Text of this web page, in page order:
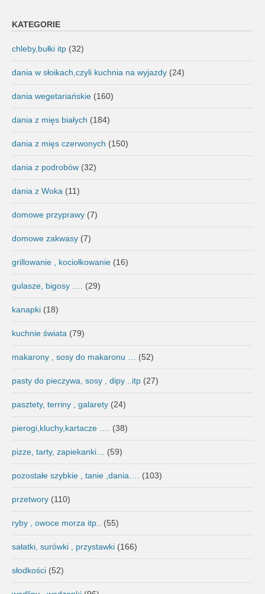
KATEGORIE
chleby,bułki itp (32)
dania w słoikach,czyli kuchnia na wyjazdy (24)
dania wegetariańskie (160)
dania z mięs białych (184)
dania z mięs czerwonych (150)
dania z podrobów (32)
dania z Woka (11)
domowe przyprawy (7)
domowe zakwasy (7)
grillowanie , kociołkowanie (16)
gulasze, bigosy …. (29)
kanapki (18)
kuchnie świata (79)
makarony , sosy do makaronu … (52)
pasty do pieczywa, sosy , dipy ..itp (27)
pasztety, terriny , galarety (24)
pierogi,kluchy,kartacze …. (38)
pizze, tarty, zapiekanki… (59)
pozostałe szybkie , tanie ,dania…. (103)
przetwory (110)
ryby , owoce morza itp.. (55)
sałatki, surówki , przystawki (166)
słodkości (52)